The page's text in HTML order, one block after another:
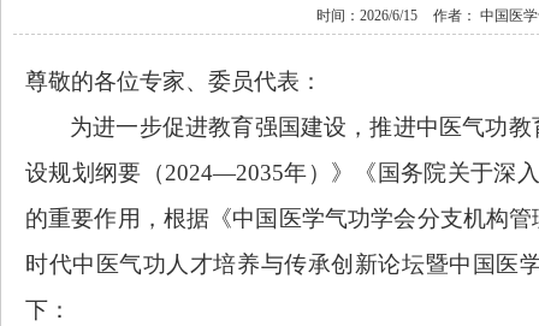
时间：2026/6/15 作者： 中国医
尊敬的各位专家、委员代表：
为进一步促进教育强国建设，推进中医气功
设规划纲要（2024—2035年）》《国务院关于深
的重要作用，根据《中国医学气功学会分支机构
时代中医气功人才培养与传承创新论坛暨中国医
下：